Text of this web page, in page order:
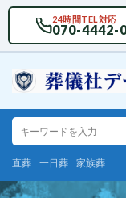
24時間TEL対応
070-4442-
直葬 一日葬 家族葬